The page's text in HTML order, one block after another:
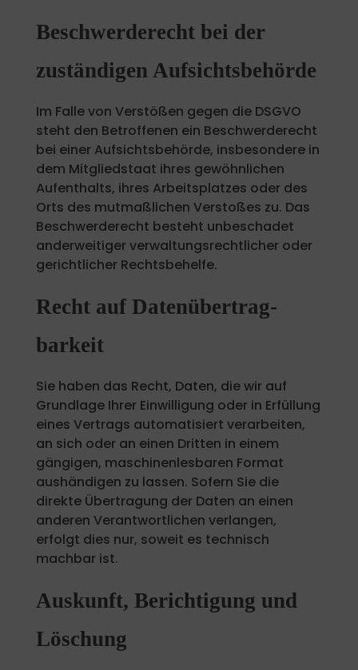
Beschwerde­recht bei der
zuständigen Aufsichts­behörde
Im Falle von Verstößen gegen die DSGVO
steht den Betroffenen ein Beschwerderecht
bei einer Aufsichtsbehörde, insbesondere in
dem Mitgliedstaat ihres gewöhnlichen
Aufenthalts, ihres Arbeitsplatzes oder des
Orts des mutmaßlichen Verstoßes zu. Das
Beschwerderecht besteht unbeschadet
anderweitiger verwaltungsrechtlicher oder
gerichtlicher Rechtsbehelfe.
Recht auf Daten­übertrag­
barkeit
Sie haben das Recht, Daten, die wir auf
Grundlage Ihrer Einwilligung oder in Erfüllung
eines Vertrags automatisiert verarbeiten,
an sich oder an einen Dritten in einem
gängigen, maschinenlesbaren Format
aushändigen zu lassen. Sofern Sie die
direkte Übertragung der Daten an einen
anderen Verantwortlichen verlangen,
erfolgt dies nur, soweit es technisch
machbar ist.
Auskunft, Berichtigung und
Löschung